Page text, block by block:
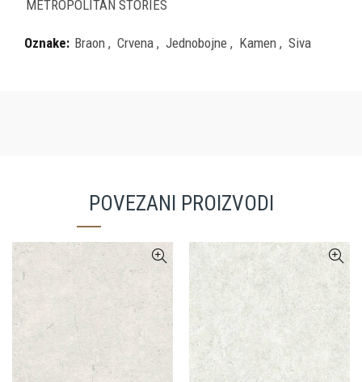
METROPOLITAN STORIES
Oznake: Braon , Crvena , Jednobojne , Kamen , Siva
POVEZANI PROIZVODI